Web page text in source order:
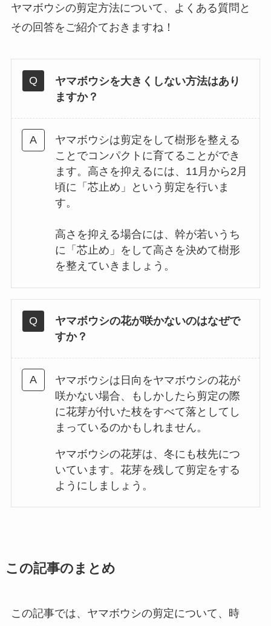
ヤマボウシの剪定方法について、よくある質問と
その回答をご紹介ておきますね！
ヤマボウシを大きくしない方法はあり
ますか？
ヤマボウシは剪定をして樹形を整える
ことでコンパクトに育てることができ
ます。高さを抑えるには、11月から2月
頃に「芯止め」という剪定を行いま
す。
高さを抑える場合には、幹が若いうち
に「芯止め」をして高さを決めて樹形
を整えていきましょう。
ヤマボウシの花が咲かないのはなぜで
すか？
ヤマボウシは日向をヤマボウシの花が
咲かない場合、もしかしたら剪定の際
に花芽が付いた枝をすべて落としてし
まっているのかもしれません。
ヤマボウシの花芽は、冬にも枝先につ
いています。花芽を残して剪定をする
ようにしましょう。
この記事のまとめ
この記事では、ヤマボウシの剪定について、時